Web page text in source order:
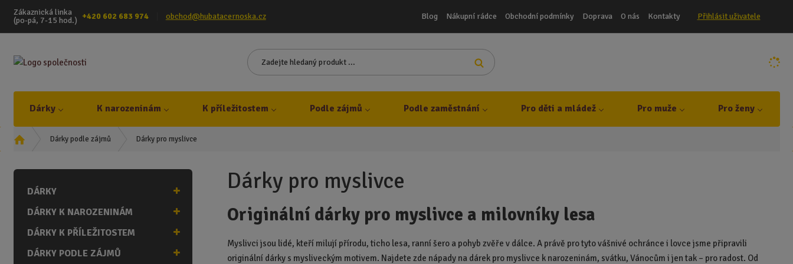
Zákaznická linka
(po-pá, 7-15 hod.) +420 602 683 974 obchod@hubatacernoska.cz Blog Nákupní rádce Obchodní podmínky Doprava O nás Kontakty Přihlásit uživatele
e
e
n
ý
r
Vyhledat
Dárky K narozeninám K příležitostem Podle zájmů Podle zaměstnání Pro děti a mládež Pro muže Pro ženy
Ú
n
s
a
Dárky podle zájmů Dárky pro myslivce
Dárky pro myslivce
Originální dárky pro myslivce a milovníky lesa
Myslivci jsou lidé, kteří milují přírodu, ticho lesa, ranní šero a pohyb zvěře v dálce. A právě pro tyto vášnivé ochránce i lovce jsme připravili
originální dárky s mysliveckým motivem. Najdete zde nápady na dárek pro myslivce k narozeninám, svátku, Vánocům i jen tak – pro radost. Od
DÁRKY
DÁRKY K NAROZENINÁM
DÁRKY K PŘÍLEŽITOSTEM
DÁRKY PODLE ZÁJMŮ